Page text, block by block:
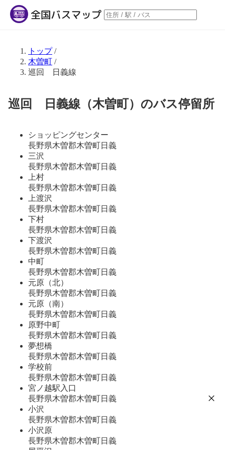
トップ/
木曽町 /
巡回 日義線
巡回 日義線（木曽町）のバス停留所
ショッピングセンター
長野県木曽郡木曽町日義
三沢
長野県木曽郡木曽町日義
上村
長野県木曽郡木曽町日義
上渡沢
長野県木曽郡木曽町日義
下村
長野県木曽郡木曽町日義
下渡沢
長野県木曽郡木曽町日義
中町
長野県木曽郡木曽町日義
元原（北）
長野県木曽郡木曽町日義
元原（南）
長野県木曽郡木曽町日義
原野中町
長野県木曽郡木曽町日義
夢想橋
長野県木曽郡木曽町日義
学校前
長野県木曽郡木曽町日義
宮ノ越駅入口
長野県木曽郡木曽町日義
小沢
長野県木曽郡木曽町日義
小沢原
長野県木曽郡木曽町日義